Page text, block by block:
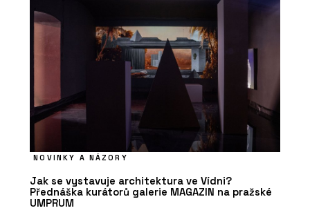
NOVINKY A NÁZORY
Jak se vystavuje architektura ve Vídni?
Přednáška kurátorů galerie MAGAZIN na pražské
UMPRUM